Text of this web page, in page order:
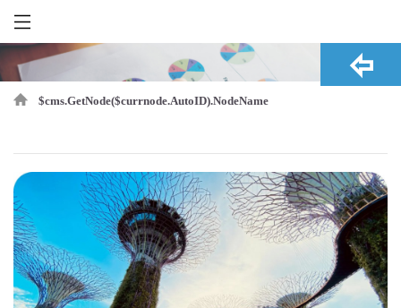
$cms.GetNode($currnode.AutoID).NodeName